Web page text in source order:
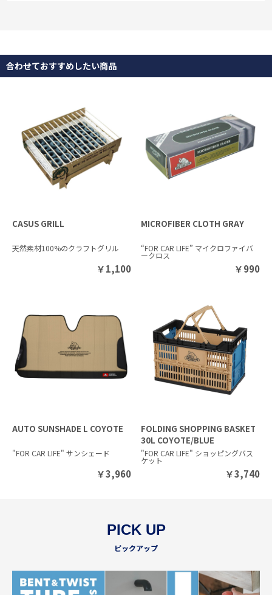
合わせておすすめしたい商品
CASUS GRILL
天然素材100%のクラフトグリル
￥1,100
MICROFIBER CLOTH GRAY
“FOR CAR LIFE” マイクロファイバ
ークロス
￥990
AUTO SUNSHADE L COYOTE
"FOR CAR LIFE" サンシェード
￥3,960
FOLDING SHOPPING BASKET
30L COYOTE/BLUE
"FOR CAR LIFE" ショッピングバス
ケット
￥3,740
PICK UP
ピックアップ